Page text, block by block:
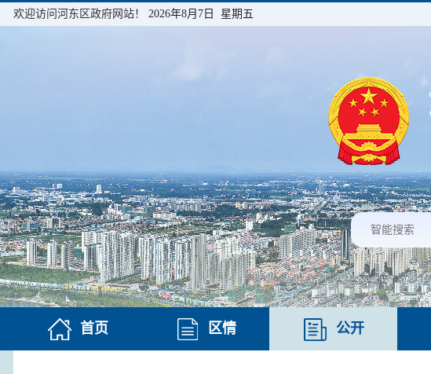
欢迎访问河东区政府网站！ 2026年8月7日 星期五
首页 区情 公开